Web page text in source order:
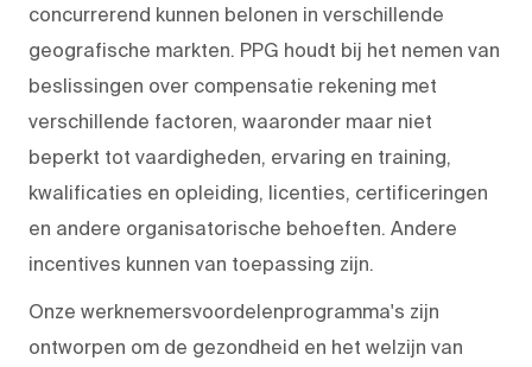
concurrerend kunnen belonen in verschillende
geografische markten. PPG houdt bij het nemen van
beslissingen over compensatie rekening met
verschillende factoren, waaronder maar niet
beperkt tot vaardigheden, ervaring en training,
kwalificaties en opleiding, licenties, certificeringen
en andere organisatorische behoeften. Andere
incentives kunnen van toepassing zijn.
Onze werknemersvoordelenprogramma's zijn
ontworpen om de gezondheid en het welzijn van